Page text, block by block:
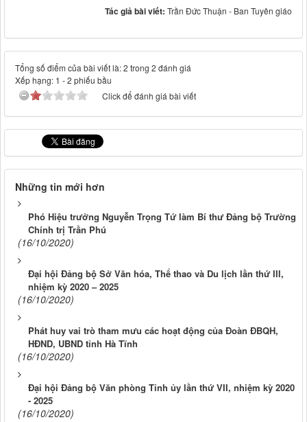
Tác giả bài viết: Trần Đức Thuận - Ban Tuyên giáo
Tổng số điểm của bài viết là: 2 trong 2 đánh giá
Xếp hạng: 1 -2 phiếu bầu
Click để đánh giá bài viết
Những tin mới hơn
Phó Hiệu trưởng Nguyễn Trọng Tứ làm Bí thư Đảng bộ Trường
Chính trị Trần Phú
(16/10/2020)
Đại hội Đảng bộ Sở Văn hóa, Thể thao và Du lịch lần thứ III,
nhiệm kỳ 2020 – 2025
(16/10/2020)
Phát huy vai trò tham mưu các hoạt động của Đoàn ĐBQH,
HĐND, UBND tỉnh Hà Tĩnh
(16/10/2020)
Đại hội Đảng bộ Văn phòng Tỉnh ủy lần thứ VII, nhiệm kỳ 2020
- 2025
(16/10/2020)